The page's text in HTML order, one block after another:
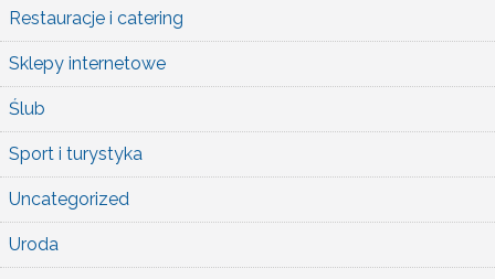
Restauracje i catering
Sklepy internetowe
Ślub
Sport i turystyka
Uncategorized
Uroda